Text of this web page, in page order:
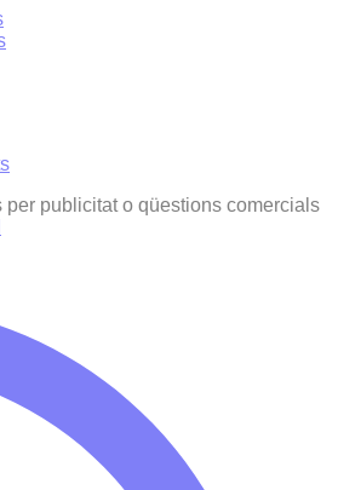
per publicitat o qüestions comercials